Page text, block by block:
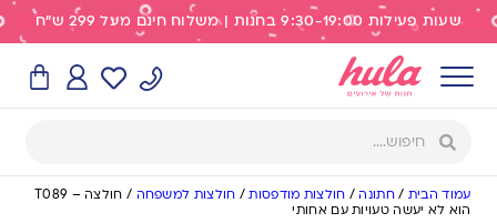
שעות פעילות 9:30-19:00 בחנות | משלוח חינם מעל 299 ש"ח
עמוד הבית /חתונה/ חולצות מודפסות/ חולצות למשפחה /
חולצה – T089
הוא לא יעשה טעויות עם אחותי